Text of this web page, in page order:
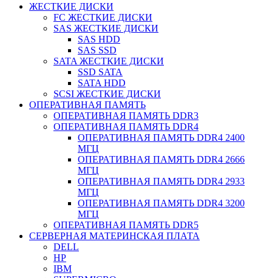
ЖЕСТКИЕ ДИСКИ
FC ЖЕСТКИЕ ДИСКИ
SAS ЖЕСТКИЕ ДИСКИ
SAS HDD
SAS SSD
SATA ЖЕСТКИЕ ДИСКИ
SSD SATA
SATA HDD
SCSI ЖЕСТКИЕ ДИСКИ
ОПЕРАТИВНАЯ ПАМЯТЬ
ОПЕРАТИВНАЯ ПАМЯТЬ DDR3
ОПЕРАТИВНАЯ ПАМЯТЬ DDR4
ОПЕРАТИВНАЯ ПАМЯТЬ DDR4 2400
МГЦ
ОПЕРАТИВНАЯ ПАМЯТЬ DDR4 2666
МГЦ
ОПЕРАТИВНАЯ ПАМЯТЬ DDR4 2933
МГЦ
ОПЕРАТИВНАЯ ПАМЯТЬ DDR4 3200
МГЦ
ОПЕРАТИВНАЯ ПАМЯТЬ DDR5
СЕРВЕРНАЯ МАТЕРИНСКАЯ ПЛАТА
DELL
HP
IBM